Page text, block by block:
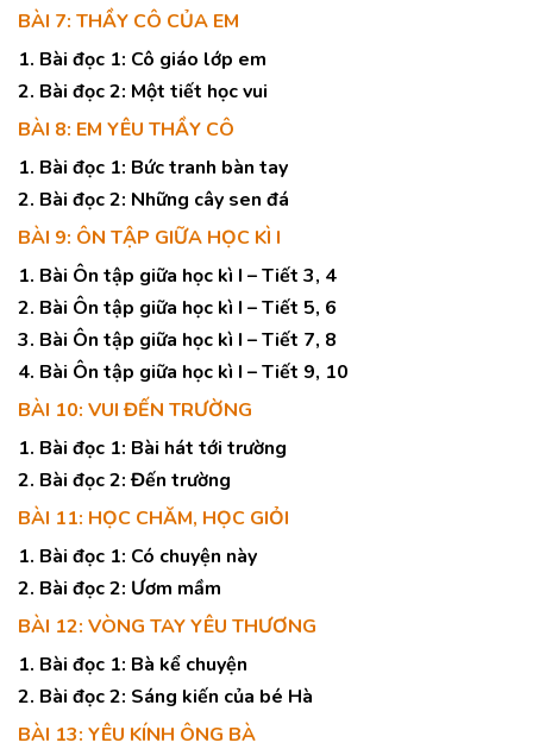
BÀI 7: THẦY CÔ CỦA EM
1. Bài đọc 1: Cô giáo lớp em
2. Bài đọc 2: Một tiết học vui
BÀI 8: EM YÊU THẦY CÔ
1. Bài đọc 1: Bức tranh bàn tay
2. Bài đọc 2: Những cây sen đá
BÀI 9: ÔN TẬP GIỮA HỌC KÌ I
1. Bài Ôn tập giữa học kì I – Tiết 3, 4
2. Bài Ôn tập giữa học kì I – Tiết 5, 6
3. Bài Ôn tập giữa học kì I – Tiết 7, 8
4. Bài Ôn tập giữa học kì I – Tiết 9, 10
BÀI 10: VUI ĐẾN TRƯỜNG
1. Bài đọc 1: Bài hát tới trường
2. Bài đọc 2: Đến trường
BÀI 11: HỌC CHĂM, HỌC GIỎI
1. Bài đọc 1: Có chuyện này
2. Bài đọc 2: Ươm mầm
BÀI 12: VÒNG TAY YÊU THƯƠNG
1. Bài đọc 1: Bà kể chuyện
2. Bài đọc 2: Sáng kiến của bé Hà
BÀI 13: YÊU KÍNH ÔNG BÀ